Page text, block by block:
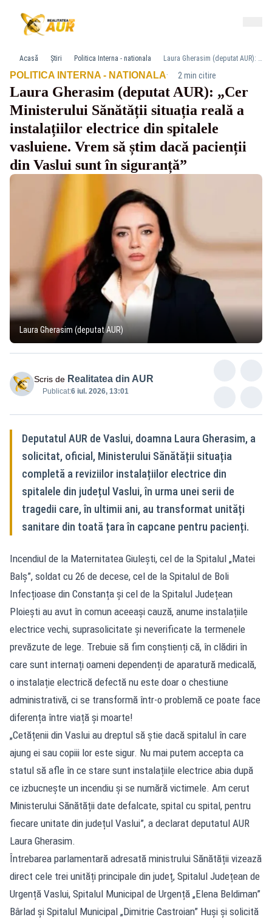
Acasă Știri Politica Interna - nationala Laura Gherasim (deputat AUR): „Cer Ministerului Sănătății situația reală a instalațiilor electrice din spitalele vasluiene. Vrem să știm dacă pacienții din Vaslui sunt în siguranță”
POLITICA INTERNA - NATIONALA· 2 min citire
Laura Gherasim (deputat AUR): „Cer
Ministerului Sănătății situația reală a
instalațiilor electrice din spitalele
vasluiene. Vrem să știm dacă pacienții
din Vaslui sunt în siguranță”
Laura Gherasim (deputat AUR)
Scris de Realitatea din AUR
Publicat:6 iul. 2026, 13:01
Deputatul AUR de Vaslui, doamna Laura Gherasim, a
solicitat, oficial, Ministerului Sănătății situația
completă a reviziilor instalațiilor electrice din
spitalele din județul Vaslui, în urma unei serii de
tragedii care, în ultimii ani, au transformat unități
sanitare din toată țara în capcane pentru pacienți.
Incendiul de la Maternitatea Giulești, cel de la Spitalul „Matei
Balș”, soldat cu 26 de decese, cel de la Spitalul de Boli
Infecțioase din Constanța și cel de la Spitalul Județean
Ploiești au avut în comun aceeași cauză, anume instalațiile
electrice vechi, suprasolicitate și neverificate la termenele
prevăzute de lege. Trebuie să fim conștienți că, în clădiri în
care sunt internați oameni dependenți de aparatură medicală,
o instalație electrică defectă nu este doar o chestiune
administrativă, ci se transformă într-o problemă ce poate face
diferența între viață și moarte!
„Cetățenii din Vaslui au dreptul să știe dacă spitalul în care
ajung ei sau copiii lor este sigur. Nu mai putem accepta ca
statul să afle în ce stare sunt instalațiile electrice abia după
ce izbucnește un incendiu și se numără victimele. Am cerut
Ministerului Sănătății date defalcate, spital cu spital, pentru
fiecare unitate din județul Vaslui”, a declarat deputatul AUR
Laura Gherasim.
Întrebarea parlamentară adresată ministrului Sănătății vizează
direct cele trei unități principale din județ, Spitalul Județean de
Urgență Vaslui, Spitalul Municipal de Urgență „Elena Beldiman”
Bârlad și Spitalul Municipal „Dimitrie Castroian” Huși și solicită